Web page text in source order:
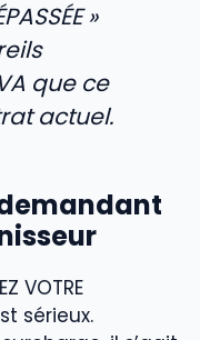
»
que ce
actuel.
VOTRE
sérieux.